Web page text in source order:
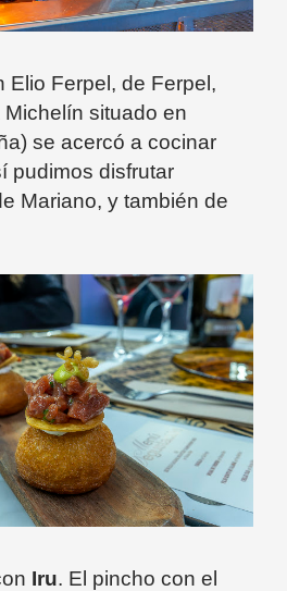
Elio Ferpel, de Ferpel,
situado en
se acercó a cocinar
pudimos disfrutar
Mariano, y también de
Iru. El pincho con el